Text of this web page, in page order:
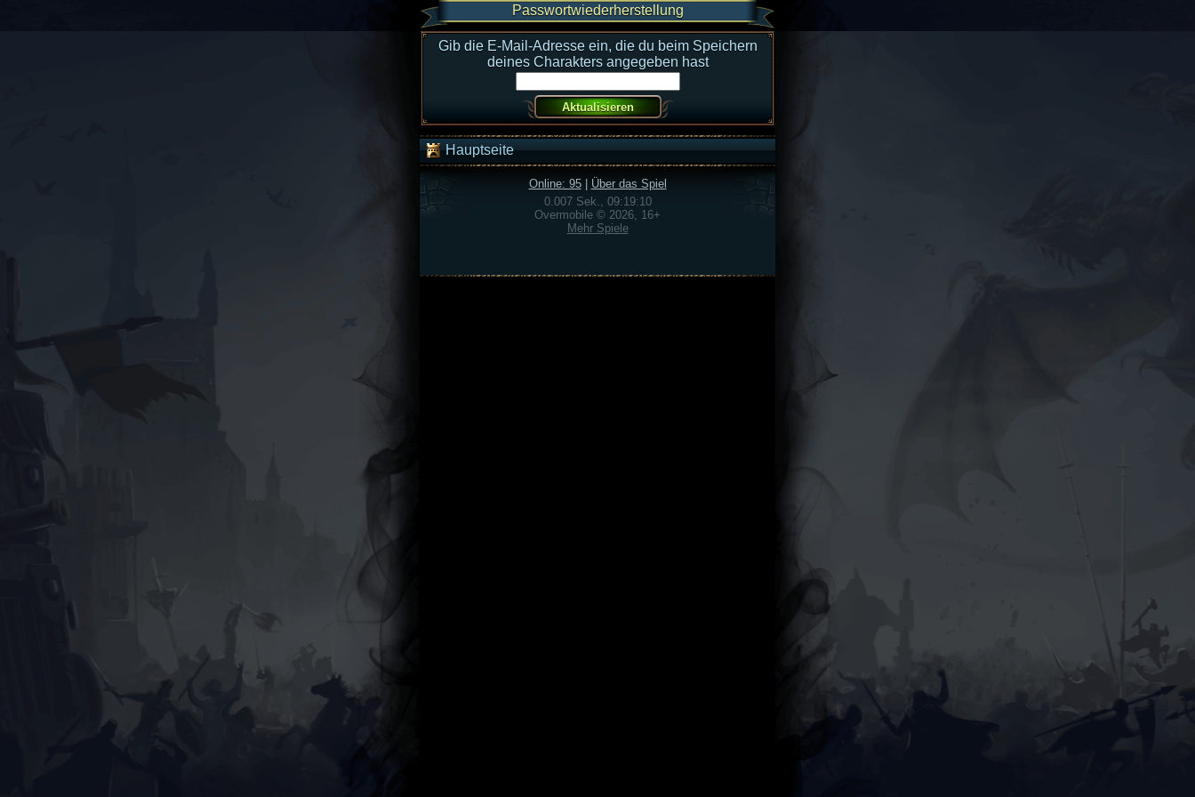
Passwortwiederherstellung
Gib die E-Mail-Adresse ein, die du beim Speichern
deines Charakters angegeben hast
Hauptseite
Online: 95| Über das Spiel
0.007 Sek., 09:19:10
Overmobile © 2026, 16+
Mehr Spiele